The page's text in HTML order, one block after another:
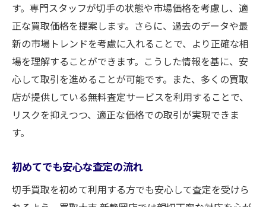
無料査定が提供する安心の理由
査定を賢く活用する方法
無料査定と有料査定の違い
静岡市での無料査定の具体的な流れ
安心感を与える無料査定の特徴
静岡市での無料査定を受ける意義
す。専門スタッフが切手の状態や市場価格を考慮し、適
正な買取価格を提案します。さらに、過去のデータや最
新の市場トレンドを考慮に入れることで、より正確な相
場を理解することができます。こうした情報を基に、安
心して取引を進めることが可能です。また、多くの買取
店が提供している無料査定サービスを利用することで、
リスクを抑えつつ、適正な価格での取引が実現できま
す。
初めてでも安心な査定の流れ
切手買取を初めて利用する方でも安心して査定を受けら